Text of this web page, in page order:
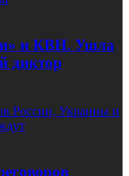
и КВН. Ушла
диктор
России, Украины и